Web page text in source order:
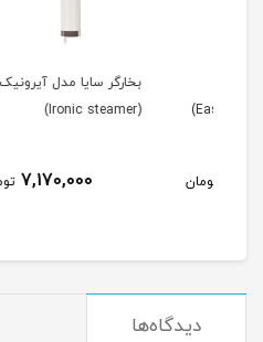
بخارگر سایا مدل آیرونیک
(Ironic steamer)
7,170,000 تومان
دیدگاه‌ها